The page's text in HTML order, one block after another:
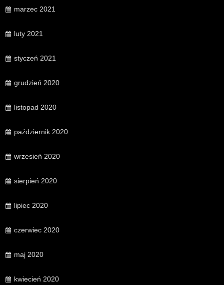
marzec 2021
luty 2021
styczeń 2021
grudzień 2020
listopad 2020
październik 2020
wrzesień 2020
sierpień 2020
lipiec 2020
czerwiec 2020
maj 2020
kwiecień 2020